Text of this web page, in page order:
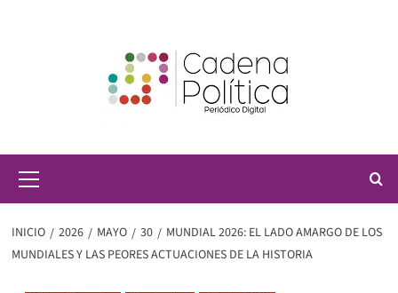
principal
INICIO 2026 MAYO 30
MUNDIAL 2026: EL LADO AMARGO DE LOS
MUNDIALES Y LAS PEORES ACTUACIONES DE LA HISTORIA